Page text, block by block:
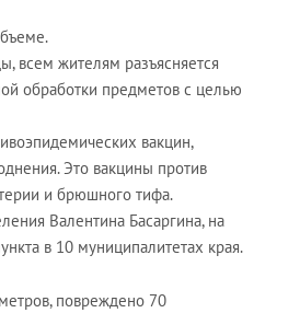
всем жителям разъясняется
обработки предметов с целью
вакцин,
Это вакцины против
и брюшного тифа.
Валентина Басаргина, на
в 10 муниципалитетах края.
повреждено 70